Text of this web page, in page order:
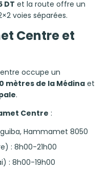
DT et la route offre un
voies séparées.
Centre et
occupe un
mètres de la Médina et
.
Centre :
Hammamet 8050
: 8h00-21h00
: 8h00-19h00